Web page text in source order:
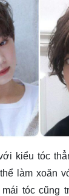
kiểu tóc
làm xoăn
mái tóc cũng